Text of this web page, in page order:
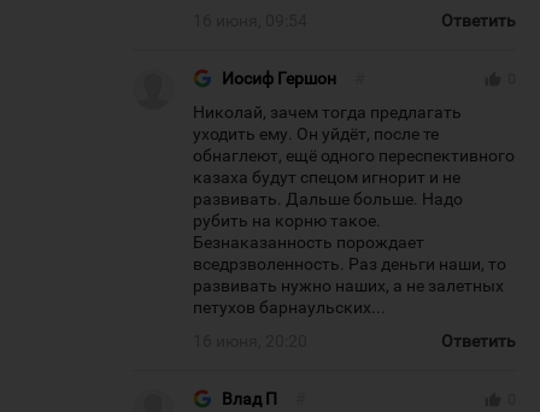
Ответить
Иосиф Гершон
Николай, зачем тогда предлагать
уходить ему. Он уйдёт, после те
обнаглеют, ещё одного переспективного
казаха будут спецом игнорит и не
развивать. Дальше больше. Надо
рубить на корню такое.
Безнаказанность порождает
вседрзволенность. Раз деньги наши, то
развивать нужно наших, а не залетных
петухов барнаульских...
Ответить
Влад П